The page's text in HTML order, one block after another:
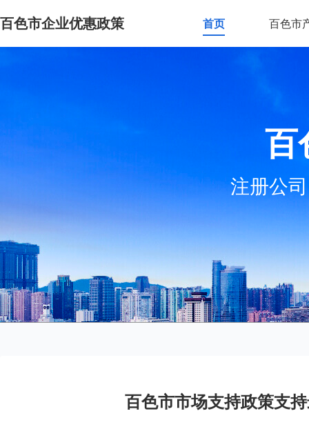
百色市企业优惠政策 首页 百色市
百
注册公
百色市市场支持政策支